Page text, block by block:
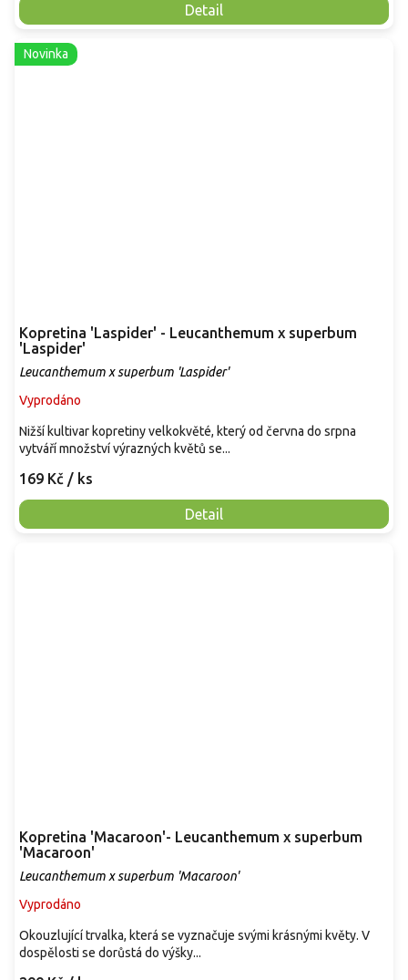
Detail
Novinka
Kopretina 'Laspider' - Leucanthemum x superbum
'Laspider'
Leucanthemum x superbum 'Laspider'
Vyprodáno
169 Kč / ks
Detail
Nižší kultivar kopretiny velkokvěté, který od června do srpna
vytváří množství výrazných květů se...
Kopretina 'Macaroon'- Leucanthemum x superbum
'Macaroon'
Leucanthemum x superbum 'Macaroon'
Vyprodáno
Okouzlující trvalka, která se vyznačuje svými krásnými květy. V
dospělosti se dorůstá do výšky...